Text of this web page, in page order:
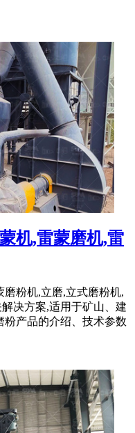
机,雷蒙磨机,雷
粉机,立磨,立式磨粉机,
决方案,适用于矿山、建
产品的介绍、技术参数